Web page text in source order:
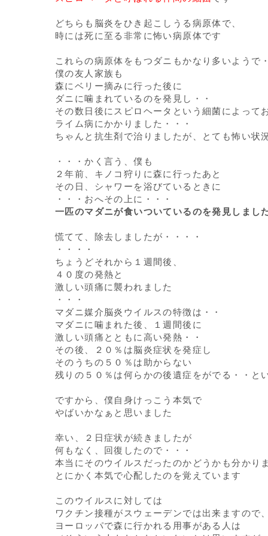
どちらも脳炎をひき起こしうる病原体で、
時には死に至る非常に怖い病原体です
これらの病原体をもつダニもかなり多いようで
僕の友人家族も
森にベリー摘みに行った後に
ダニに噛まれているのを発見し・・
その数日後にスピロヘータという細菌によって
ライム病にかかりました・・・
ちゃんと抗生剤で治りましたが、とても怖い状
・・・かく言う、僕も
２年前、キノコ狩りに森に行ったあと
その日、シャワーを浴びているときに
・・・おへその上に・・・
一匹のマダニが食いついているのを発見しまし
慌てて、除去しましたが・・・・
・・・・
ちょうどそれから１週間後、
４０度の発熱と
激しい頭痛に襲われました
・・・
マダニ媒介脳炎ウイルスの特徴は・・
マダニに噛まれた後、１週間後に
激しい頭痛とともに高い発熱・・
その後、２０％は脳炎症状を発症し
そのうちの５０％は助からない
残りの５０％は何らかの後遺症をがでる・・と
ですから、僕自身けっこう本気で
やばいかなぁと思いました
幸い、２日症状が続きましたが
何もなく、回復したので・・・
本当にそのウイルスだったのかどうかも分かり
とにかく本気で心配したのを覚えています
このウイルスに対しては
ワクチン接種がスウェーデンでは出来ますので、
ヨーロッパで森に行かれる用事がある人は